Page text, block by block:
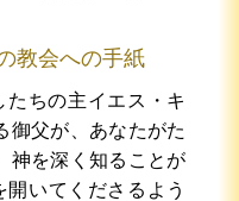
教会への手紙
たちの主イエス・キ
御父が、あなたがた
神を深く知ることが
開いてくださるよう